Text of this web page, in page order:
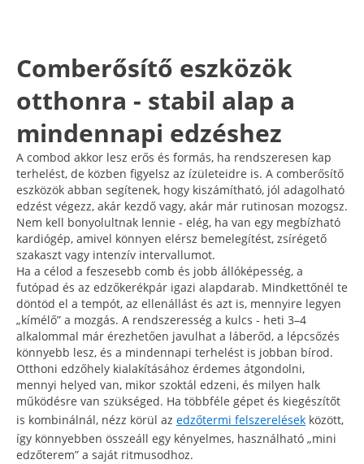
Comberősítő eszközök
otthonra - stabil alap a
mindennapi edzéshez
A combod akkor lesz erős és formás, ha rendszeresen kap
terhelést, de közben figyelsz az ízületeidre is. A comberősítő
eszközök abban segítenek, hogy kiszámítható, jól adagolható
edzést végezz, akár kezdő vagy, akár már rutinosan mozogsz.
Nem kell bonyolultnak lennie - elég, ha van egy megbízható
kardiógép, amivel könnyen elérsz bemelegítést, zsírégető
szakaszt vagy intenzív intervallumot.
Ha a célod a feszesebb comb és jobb állóképesség, a
futópad és az edzőkerékpár igazi alapdarab. Mindkettőnél te
döntöd el a tempót, az ellenállást és azt is, mennyire legyen
„kímélő” a mozgás. A rendszeresség a kulcs - heti 3–4
alkalommal már érezhetően javulhat a láberőd, a lépcsőzés
könnyebb lesz, és a mindennapi terhelést is jobban bírod.
Otthoni edzőhely kialakításához érdemes átgondolni,
mennyi helyed van, mikor szoktál edzeni, és milyen halk
működésre van szükséged. Ha többféle gépet és kiegészítőt
is kombinálnál, nézz körül az edzőtermi felszerelések között,
így könnyebben összeáll egy kényelmes, használható „mini
edzőterem” a saját ritmusodhoz.